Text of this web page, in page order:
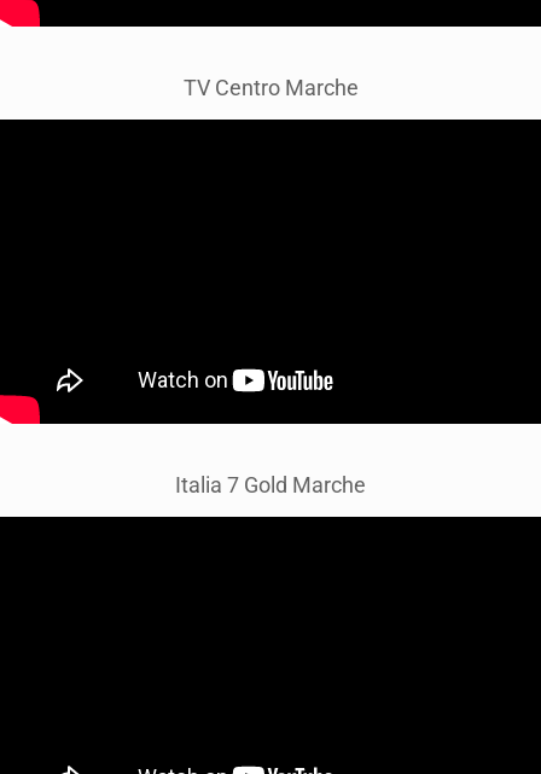
TV Centro Marche
Italia 7 Gold Marche